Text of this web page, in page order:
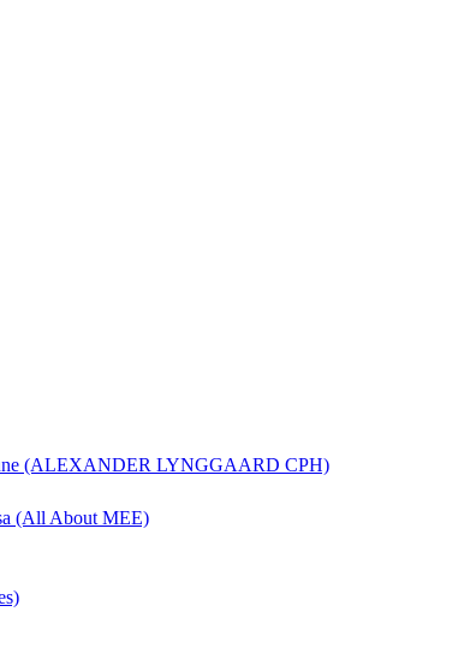
(ALEXANDER LYNGGAARD CPH)
(All About MEE)